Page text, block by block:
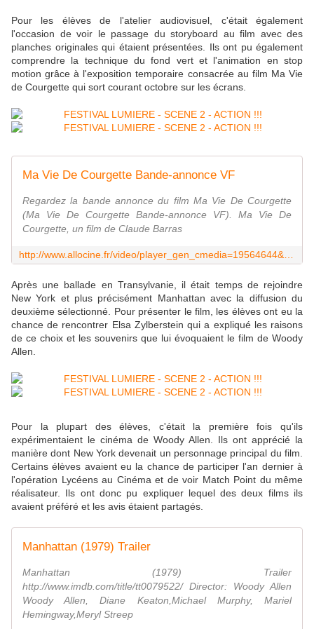
Pour les élèves de l'atelier audiovisuel, c'était également
l'occasion de voir le passage du storyboard au film avec des
planches originales qui étaient présentées. Ils ont pu également
comprendre la technique du fond vert et l'animation en stop
motion grâce à l'exposition temporaire consacrée au film Ma Vie
de Courgette qui sort courant octobre sur les écrans.
Ma Vie De Courgette Bande-annonce VF
Regardez la bande annonce du film Ma Vie De Courgette
(Ma Vie De Courgette Bande-annonce VF). Ma Vie De
Courgette, un film de Claude Barras
Après une ballade en Transylvanie, il était temps de rejoindre
New York et plus précisément Manhattan avec la diffusion du
deuxième sélectionné. Pour présenter le film, les élèves ont eu la
chance de rencontrer Elsa Zylberstein qui a expliqué les raisons
de ce choix et les souvenirs que lui évoquaient le film de Woody
Allen.
Pour la plupart des élèves, c'était la première fois qu'ils
expérimentaient le cinéma de Woody Allen. Ils ont apprécié la
manière dont New York devenait un personnage principal du film.
Certains élèves avaient eu la chance de participer l'an dernier à
l'opération Lycéens au Cinéma et de voir Match Point du même
réalisateur. Ils ont donc pu expliquer lequel des deux films ils
avaient préféré et les avis étaient partagés.
Manhattan (1979) Trailer
Manhattan (1979) Trailer
http://www.imdb.com/title/tt0079522/ Director: Woody Allen
Woody Allen, Diane Keaton,Michael Murphy, Mariel
Hemingway,Meryl Streep